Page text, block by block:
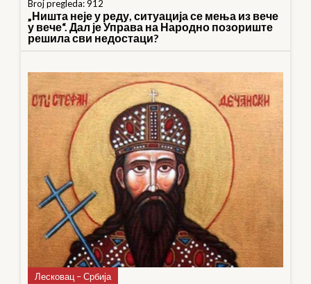
Broj pregleda: 912
„Ништа неје у реду, ситуација се мења из вече
у вече“. Дал је Управа на Народно позориште
решила сви недостаци?
Лесковац – Србија